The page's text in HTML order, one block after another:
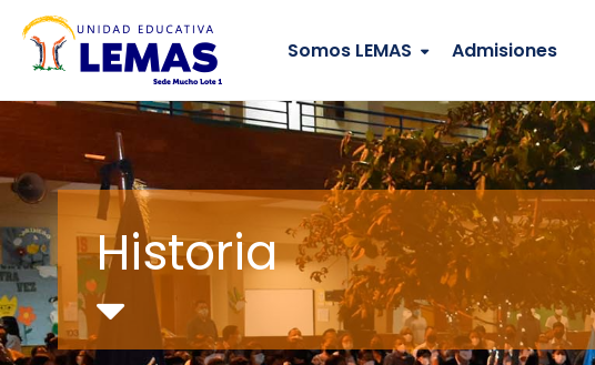
Somos LEMAS Admisiones
Historia